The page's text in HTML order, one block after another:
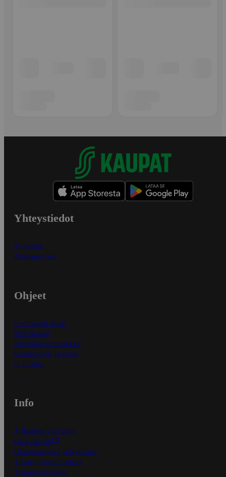
Yhteystiedot
Myymälät
Asiakaspalvelu
Ohjeet
Ensitilaajan ohjeet
Näin maksat
Näin tilaat ja muokkaat
Kaikki ohjeet ja vinkit
In English
Info
S-Business yrityksille
Oiva-raportit
Osuuskauppojen yhteystiedot
Tilaus- ja toimitusehdot
Tietosuojakäytäntö